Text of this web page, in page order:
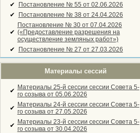
✔
Постановление № 55 от 02.06.2026
✔
Постановление № 38 от 24.04.2026
✔
Постановление № 30 от 07.04.2026
(«Предоставление разрешения на
осуществление земляных работ»)
✔
Постановление № 27 от 27.03.2026
Материалы сессий
✔ Материалы 25-й сессии сессии Совета 5-
го созыва от 05.06.2026
✔ Материалы 24-й сессии сессии Совета 5-
го созыва от 27.05.2026
✔ Материалы 23-й сессии сессии Совета 5-
го созыва от 30.04.2026